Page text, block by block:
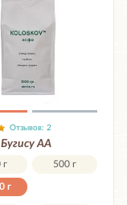
Отзывов: 2
АА
г 500 г
г